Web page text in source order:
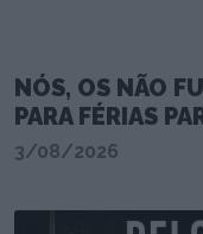
NÓS, OS NÃO
PARA FÉRIAS
3/08/2026